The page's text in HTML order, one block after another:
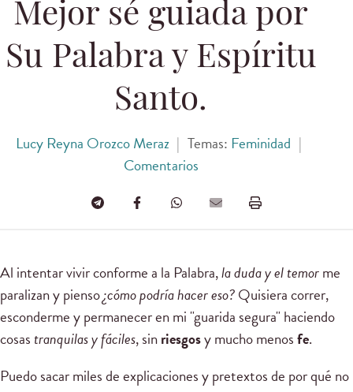
Mejor sé guiada por
Su Palabra y Espíritu
Santo.
Lucy Reyna Orozco Meraz | Temas: Feminidad |
Comentarios
Al intentar vivir conforme a la Palabra,la duda y el temorme
paralizan y pienso¿cómo podría hacer eso?Quisiera correr,
esconderme y permanecer en mi "guarida segura" haciendo
cosastranquilas y fáciles, sinriesgosy mucho menosfe.
Puedo sacar miles de explicaciones y pretextos de por qué no